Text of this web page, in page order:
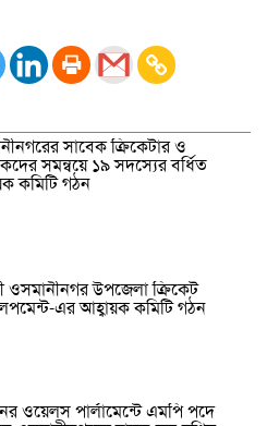
সাবেক ক্রিকেটার ও
সমন্বয়ে ১৯ সদস্যের বর্ধিত
কমিটি গঠন
ওসমানীনগর উপজেলা ক্রিকেট
এর আহ্বায়ক কমিটি গঠন
ওয়েলস পার্লামেন্টে এমপি পদে